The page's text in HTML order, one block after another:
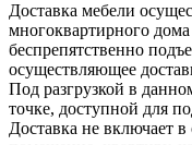
Доставка мебели
многоквартирного
беспрепятственно
осуществляющее
Под разгрузкой в
точке, доступной для
Доставка не включает